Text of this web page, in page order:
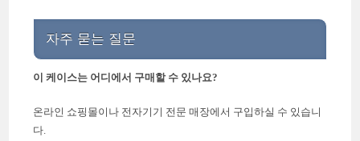
자주 묻는 질문
이 케이스는 어디에서 구매할 수 있나요?
온라인 쇼핑몰이나 전자기기 전문 매장에서 구입하실 수 있습니
다.